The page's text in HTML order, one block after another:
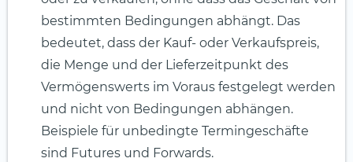
bestimmten Bedingungen abhängt. Das
bedeutet, dass der Kauf- oder Verkaufspreis,
die Menge und der Lieferzeitpunkt des
Vermögenswerts im Voraus festgelegt werden
und nicht von Bedingungen abhängen.
Beispiele für unbedingte Termingeschäfte
sind Futures und Forwards.